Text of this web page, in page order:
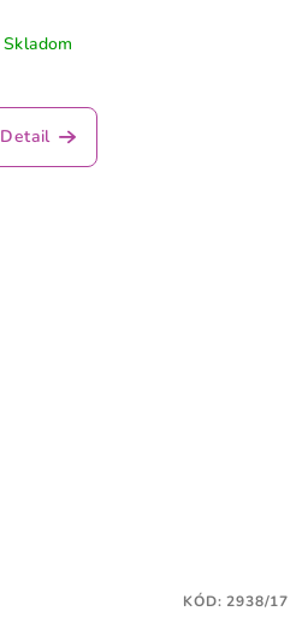
Skladom
Detail
KÓD:2938/17